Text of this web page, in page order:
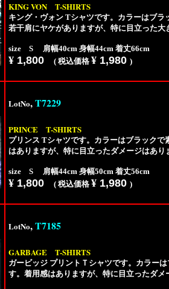
KING VON T-SHIRTS
キング・ヴォン Tシャツです。カラーはブラ
若干肩にヤケがありますが、特に目立った大
size S 肩幅40cm 身幅44cm 着丈66cm
¥ 1,800 ( 税込価格 ¥ 1,980 )
LotNo,T7229
PRINCE T-SHIRTS
プリンス Tシャツです。カラーはブラック
はありますが、特に目立ったダメージはあり
size S 肩幅44cm 身幅50cm 着丈56cm
¥ 1,800 ( 税込価格 ¥ 1,980 )
LotNo,T7185
GARBAGE T-SHIRTS
ガービッジ プリントＴシャツです。カラー
す。着用感はありますが、特に目立ったダメ